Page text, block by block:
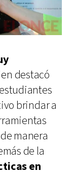
destacó
brindar a
manera
de la
en